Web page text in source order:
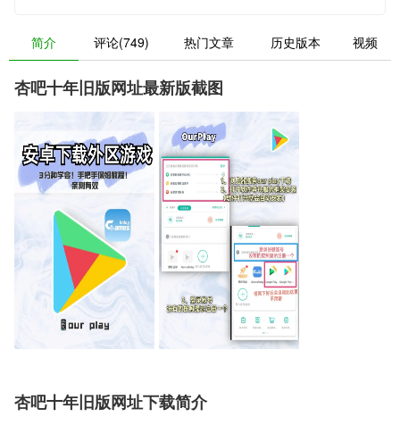
简介 评论(749) 热门文章 历史版本 视频
杏吧十年旧版网址最新版截图
杏吧十年旧版网址下载简介